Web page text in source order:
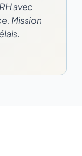
avec
Mission